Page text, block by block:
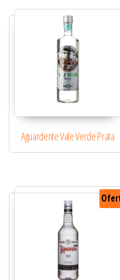
Aguardente Vale Verde Prata